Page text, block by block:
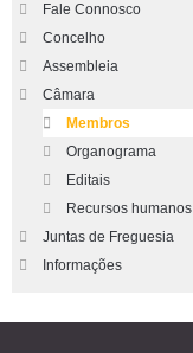
Fale Connosco
Concelho
Assembleia
Câmara
Membros
Organograma
Editais
Recursos humanos
Juntas de Freguesia
Informações